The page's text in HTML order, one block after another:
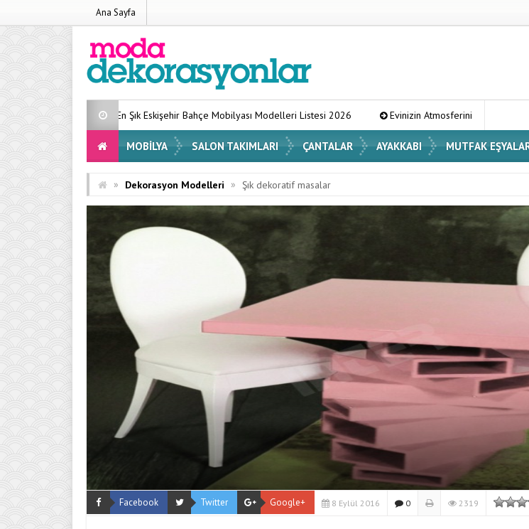
Ana Sayfa
En Şık Eskişehir Bahçe Mobilyası Modelleri Listesi 2026 Evinizin Atmosferini Değiştirecek En Şık Vazo
MOBILYA SALON TAKIMLARI ÇANTALAR AYAKKABI MUTFAK
» Dekorasyon Modelleri » Şık dekoratif masalar
Facebook Twitter Google+ 8 Eylül 2016 0 2319